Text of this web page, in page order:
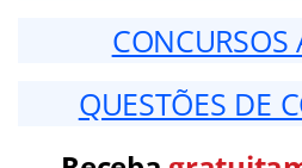
CONCURSOS
QUESTÕES DE